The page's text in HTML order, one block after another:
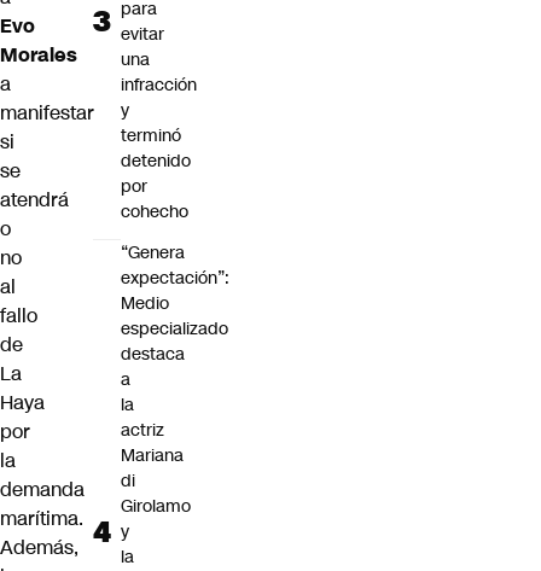
Evo
Morales
a
manifestar
si
se
atendrá
o
no
al
fallo
de
La
Haya
por
la
demanda
marítima.
Además,
para
evitar
una
infracción
y
terminó
detenido
por
cohecho
“Genera
expectación”:
Medio
especializado
destaca
a
la
actriz
Mariana
di
Girolamo
y
la